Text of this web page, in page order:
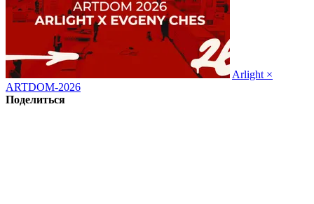
Arlight ×
ARTDOM-2026
Поделиться